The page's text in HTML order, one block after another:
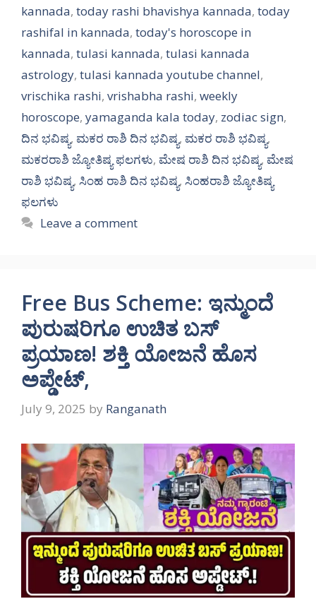
kannada, today rashi bhavishya kannada, today
rashifal in kannada, today's horoscope in
kannada, tulasi kannada, tulasi kannada
astrology, tulasi kannada youtube channel,
vrischika rashi, vrishabha rashi, weekly
horoscope, yamaganda kala today, zodiac sign,
ದಿನ ಭವಿಷ್ಯ, ಮಕರ ರಾಶಿ ದಿನ ಭವಿಷ್ಯ, ಮಕರ ರಾಶಿ ಭವಿಷ್ಯ,
ಮಕರರಾಶಿ ಜ್ಯೋತಿಷ್ಯ ಫಲಗಳು, ಮೇಷ ರಾಶಿ ದಿನ ಭವಿಷ್ಯ, ಮೇಷ
ರಾಶಿ ಭವಿಷ್ಯ, ಸಿಂಹ ರಾಶಿ ದಿನ ಭವಿಷ್ಯ, ಸಿಂಹರಾಶಿ ಜ್ಯೋತಿಷ್ಯ
ಫಲಗಳು
Leave a comment
Free Bus Scheme: ಇನ್ಮುಂದೆ
ಪುರುಷರಿಗೂ ಉಚಿತ ಬಸ್
ಪ್ರಯಾಣ! ಶಕ್ತಿ ಯೋಜನೆ ಹೊಸ
ಅಪ್ಡೇಟ್,
July 9, 2025 by Ranganath